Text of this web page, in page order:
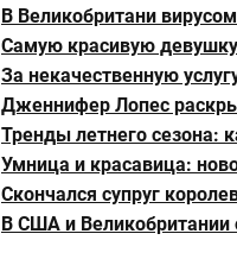
В Великобритани
Самую красивую девушку
За некачественную
Дженнифер Лопес
Тренды летнего сезона:
Умница и красавица:
Скончался супруг
В США и Великобритании